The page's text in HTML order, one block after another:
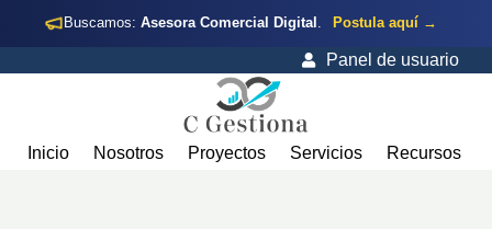
Buscamos: Asesora Comercial Digital . Postula aquí →
Panel de usuario
Inicio Nosotros Proyectos Servicios Recursos